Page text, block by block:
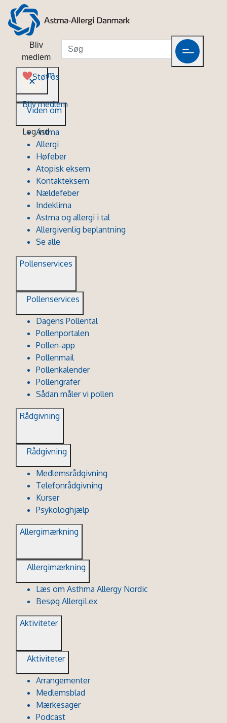
Bliv
medlem
Støt os
Bliv medlem
Log ind
Viden om
Viden om
Astma
Allergi
Høfeber
Atopisk eksem
Kontakteksem
Nældefeber
Indeklima
Astma og allergi i tal
Allergivenlig beplantning
Se alle
Pollenservices
Pollenservices
Dagens Pollental
Pollenportalen
Pollen-app
Pollenmail
Pollenkalender
Pollengrafer
Sådan måler vi pollen
Rådgivning
Rådgivning
Medlemsrådgivning
Telefonrådgivning
Kurser
Psykologhjælp
Allergimærkning
Allergimærkning
Læs om Asthma Allergy Nordic
Besøg AllergiLex
Aktiviteter
Aktiviteter
Arrangementer
Medlemsblad
Mærkesager
Podcast